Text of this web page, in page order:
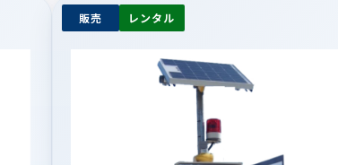
販売 レンタル